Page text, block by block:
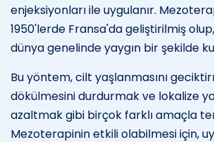
enjeksiyonları ile uygulanır.
1950'lerde Fransa'da geliştirilmiş
dünya genelinde yaygın bir şekilde
Bu yöntem, cilt yaşlanmasını
dökülmesini durdurmak ve lokalize
azaltmak gibi birçok farklı amaçla
Mezoterapinin etkili olabilmesi için,